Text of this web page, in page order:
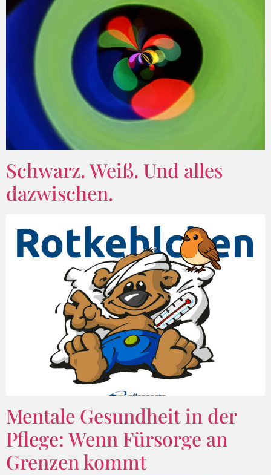
Schwarz. Weiß. Und alles
dazwischen.
Mentale Gesundheit in der
Pflege: Wenn Fürsorge an
Grenzen kommt